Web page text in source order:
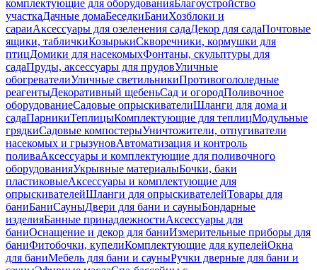
комплектующие для оборудованияБлагоустройство
участкаДачные домаБеседкиБаниХозблоки и
сараиАксессуары для озеленения садаДекор для садаПочтовые
ящики, табличкиКозырькиСкворечники, кормушки для
птицДомики для насекомыхФонтаны, скульптуры для
садаПруды, аксессуары для прудовУличные
обогревателиУличные светильникиПротивогололедные
реагентыДекоративный щебеньСад и огородПоливочное
оборудованиеСадовые опрыскивателиШланги для дома и
садаПарникиТеплицыКомплектующие для теплицМодульные
грядкиСадовые компостерыУничтожители, отпугиватели
насекомых и грызуновАвтоматизация и контроль
поливаАксессуары и комплектующие для поливочного
оборудованияУкрывные материалыБочки, баки
пластиковыеАксессуары и комплектующие для
опрыскивателейШланги для опрыскивателейТовары для
баниБаниСауныДвери для бани и сауныБондарные
изделияБанные принадлежностиАксессуары для
баниОснащение и декор для баниИзмерительные приборы для
баниФитобочки, купелиКомплектующие для купелейОкна
для баниМебель для бани и сауныРучки дверные для бани и